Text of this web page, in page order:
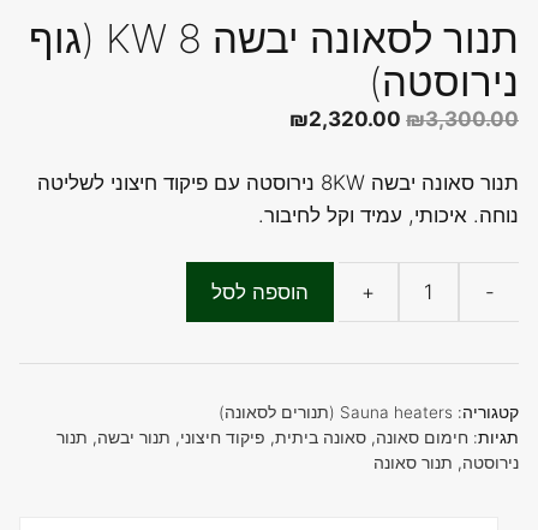
תנור לסאונה יבשה 8 KW (גוף
נירוסטה)
₪3,300.00
המחיר
היה:
₪3,300.00.
₪2,320.00
הוא:
₪2,320.00.
תנור סאונה יבשה 8KW נירוסטה עם פיקוד חיצוני לשליטה
נוחה. איכותי, עמיד וקל לחיבור.
-
כמות
תנור
לסאונה
יבשה
+ הוספה לסל
קטגוריה: Sauna heaters (תנורים לסאונה)
תגיות: חימום סאונה, סאונה ביתית, פיקוד חיצוני, תנור יבשה, תנור
נירוסטה, תנור סאונה